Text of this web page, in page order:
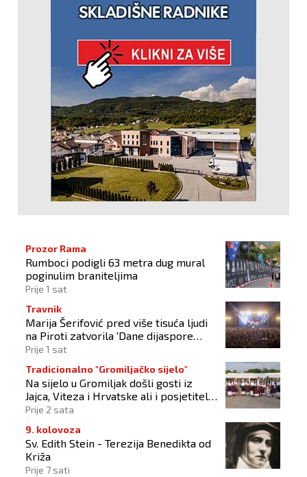
Prozor Rama
Rumboci podigli 63 metra dug mural
poginulim braniteljima
Prije 1 sat
Travnik
Marija Šerifović pred više tisuća ljudi
na Piroti zatvorila 'Dane dijaspore
2026'
Prije 1 sat
Tradicionalno "Gromiljačko sijelo"
Na sijelo u Gromiljak došli gosti iz
Jajca, Viteza i Hrvatske ali i posjetitelji
od Austrije do Australije
Prije 2 sata
9. kolovoza
Sv. Edith Stein - Terezija Benedikta od
Križa
Prije 7 sati